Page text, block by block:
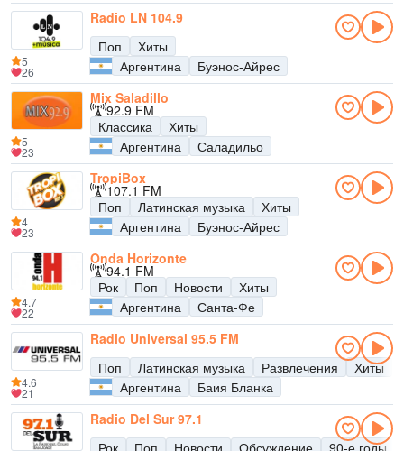
Radio LN 104.9
Поп
Хиты
Аргентина
Буэнос-Айрес
5
26
Mix Saladillo
92.9 FM
Классика
Хиты
Аргентина
Саладильо
5
23
TropiBox
107.1 FM
Поп
Латинская музыка
Хиты
Аргентина
Буэнос-Айрес
4
23
Onda Horizonte
94.1 FM
Рок
Поп Новости
Хиты
Аргентина
Санта-Фе
4.7
22
Radio Universal 95.5 FM
Поп
Латинская музыка Развлечения
Хиты
Аргентина
Баия Бланка
4.6
21
Radio Del Sur 97.1
Рок
Поп Новости Обсуждение 90-е годы